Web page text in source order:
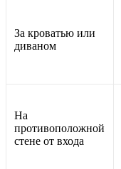
За кроватью или
диваном
На
противоположной
стене от входа